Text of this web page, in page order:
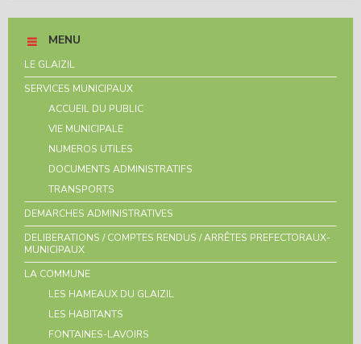
MENU
LE GLAIZIL
SERVICES MUNICIPAUX
ACCUEIL DU PUBLIC
VIE MUNICIPALE
NUMEROS UTILES
DOCUMENTS ADMINISTRATIFS
TRANSPORTS
DEMARCHES ADMINISTRATIVES
DELIBERATIONS / COMPTES RENDUS / ARRÊTES PREFECTORAUX-
MUNICIPAUX
LA COMMUNE
LES HAMEAUX DU GLAIZIL
LES HABITANTS
FONTAINES-LAVOIRS